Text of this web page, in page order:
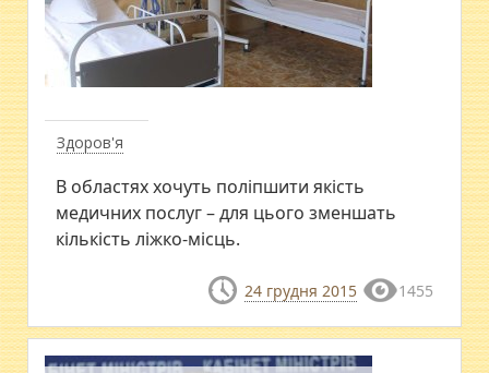
Здоров'я
В областях хочуть поліпшити якість
медичних послуг – для цього зменшать
кількість ліжко-місць.
24 грудня 2015 1455